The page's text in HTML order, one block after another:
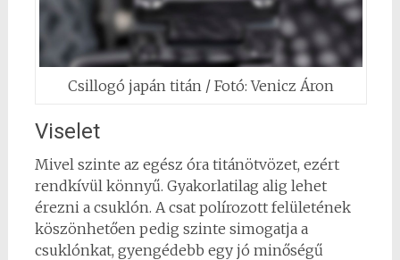
Csillogó japán titán / Fotó: Venicz Áron
Viselet
Mivel szinte az egész óra titánötvözet, ezért
rendkívül könnyű. Gyakorlatilag alig lehet
érezni a csuklón. A csat polírozott felületének
köszönhetően pedig szinte simogatja a
csuklónkat, gyengédebb egy jó minőségű